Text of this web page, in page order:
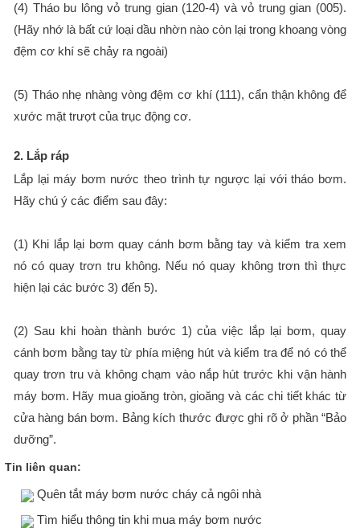
(4) Tháo bu lông vỏ trung gian (120-4) và vỏ trung gian (005).
(Hãy nhớ là bất cứ loại dầu nhờn nào còn lại trong khoang vòng
đệm cơ khí sẽ chảy ra ngoài)
(5) Tháo nhẹ nhàng vòng đệm cơ khí (111), cẩn thận không để
xước mặt trượt của trục động cơ.
2. Lắp ráp
Lắp lại máy bơm nước theo trình tự ngược lại với tháo bơm.
Hãy chú ý các điểm sau đây:
(1) Khi lắp lại bơm quay cánh bơm bằng tay và kiểm tra xem
nó có quay trơn tru không. Nếu nó quay không trơn thì thực
hiện lại các bước 3) đến 5).
(2) Sau khi hoàn thành bước 1) của việc lắp lại bơm, quay
cánh bơm bằng tay từ phía miệng hút và kiểm tra để nó có thể
quay trơn tru và không chạm vào nắp hút trước khi vận hành
máy bơm. Hãy mua gioăng tròn, gioăng và các chi tiết khác từ
cửa hàng bán bơm. Bảng kích thước được ghi rõ ở phần “Bảo
dưỡng”.
Tin liên quan:
Quên tắt máy bơm nước cháy cả ngôi nhà
Tìm hiểu thông tin khi mua máy bơm nước